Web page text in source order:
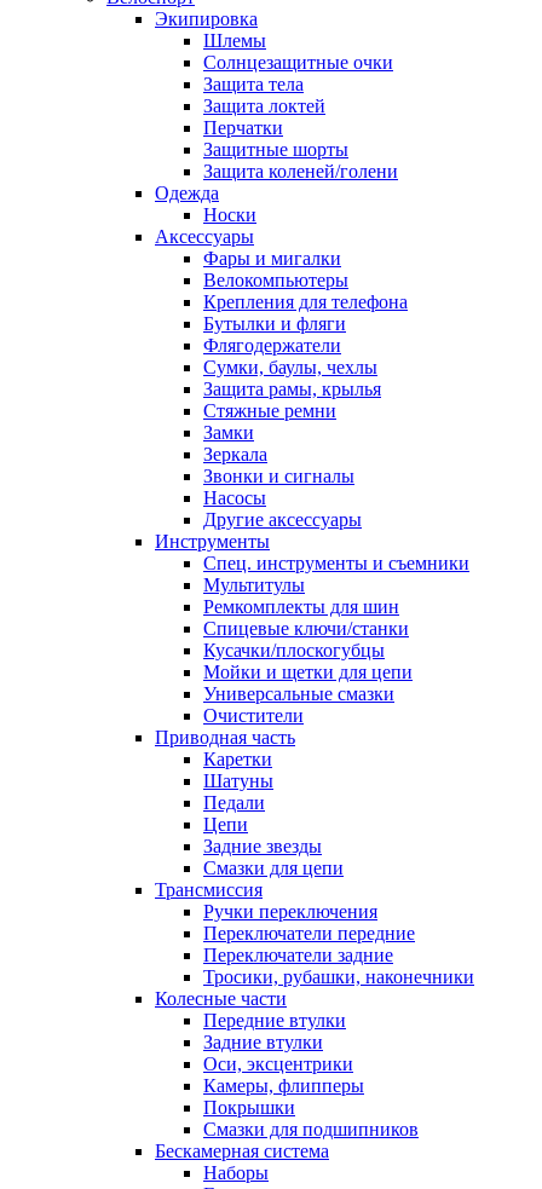
Экипировка
Шлемы
Солнцезащитные очки
Защита тела
Защита локтей
Перчатки
Защитные шорты
Защита коленей/голени
Одежда
Носки
Аксессуары
Фары и мигалки
Велокомпьютеры
Крепления для телефона
Бутылки и фляги
Флягодержатели
Сумки, баулы, чехлы
Защита рамы, крылья
Стяжные ремни
Замки
Зеркала
Звонки и сигналы
Насосы
Другие аксессуары
Инструменты
Спец. инструменты и съемники
Мультитулы
Ремкомплекты для шин
Спицевые ключи/станки
Кусачки/плоскогубцы
Мойки и щетки для цепи
Универсальные смазки
Очистители
Приводная часть
Каретки
Шатуны
Педали
Цепи
Задние звезды
Смазки для цепи
Трансмиссия
Ручки переключения
Переключатели передние
Переключатели задние
Тросики, рубашки, наконечники
Колесные части
Передние втулки
Задние втулки
Оси, эксцентрики
Камеры, флипперы
Покрышки
Смазки для подшипников
Бескамерная система
Наборы